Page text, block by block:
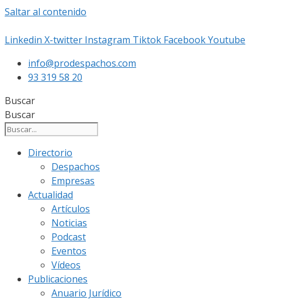
Saltar al contenido
Linkedin X-twitter Instagram Tiktok FacebookYoutube
info@prodespachos.com
93 319 58 20
Buscar
Buscar
Directorio
Despachos
Empresas
Actualidad
Artículos
Noticias
Podcast
Eventos
Vídeos
Publicaciones
Anuario Jurídico